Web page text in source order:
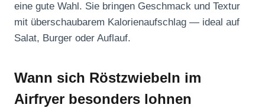
eine gute Wahl. Sie bringen Geschmack und Textur
mit überschaubarem Kalorienaufschlag — ideal auf
Salat, Burger oder Auflauf.
Wann sich Röstzwiebeln im
Airfryer besonders lohnen